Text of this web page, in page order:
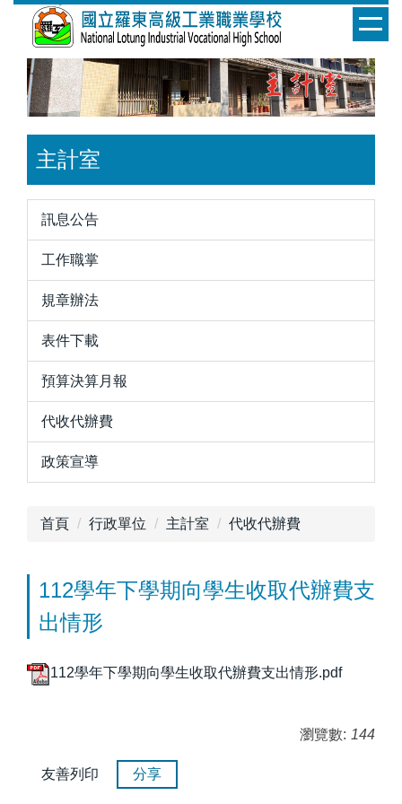
主計室
訊息公告
工作職掌
規章辦法
表件下載
預算決算月報
代收代辦費
政策宣導
首頁 行政單位 主計室 代收代辦費
112學年下學期向學生收取代辦費支
出情形
112學年下學期向學生收取代辦費支出情形.pdf
瀏覽數: 144
友善列印 分享